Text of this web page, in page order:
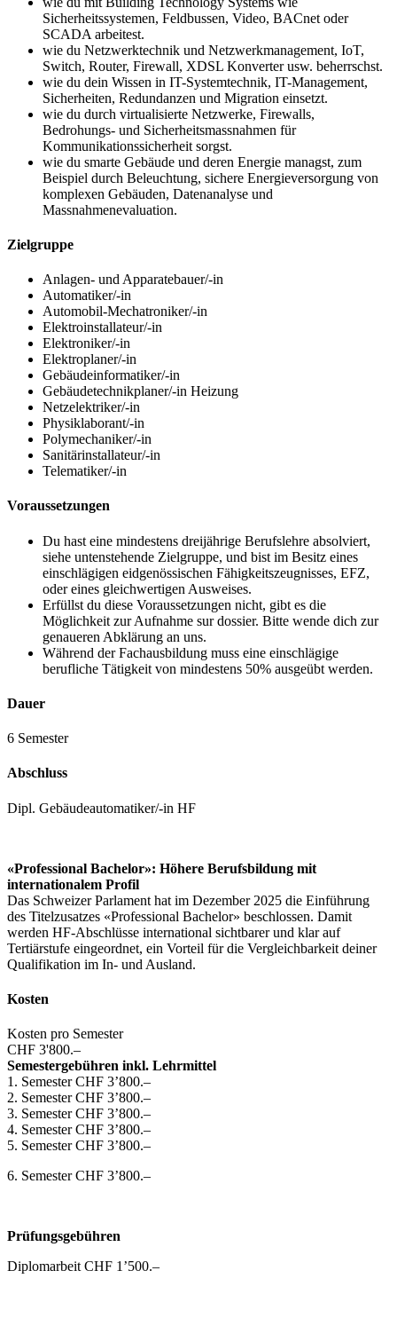
Sicherheitssystemen, Feldbussen, Video, BACnet oder
SCADA arbeitest.
wie du Netzwerktechnik und Netzwerkmanagement, IoT,
Switch, Router, Firewall, XDSL Konverter usw. beherrschst.
wie du dein Wissen in IT-Systemtechnik, IT-Management,
Sicherheiten, Redundanzen und Migration einsetzt.
wie du durch virtualisierte Netzwerke, Firewalls,
Bedrohungs- und Sicherheitsmassnahmen für
Kommunikationssicherheit sorgst.
wie du smarte Gebäude und deren Energie managst, zum
Beispiel durch Beleuchtung, sichere Energieversorgung von
komplexen Gebäuden, Datenanalyse und
Massnahmenevaluation.
Zielgruppe
Anlagen- und Apparatebauer/-in
Automatiker/-in
Automobil-Mechatroniker/-in
Elektroinstallateur/-in
Elektroniker/-in
Elektroplaner/-in
Gebäudeinformatiker/-in
Gebäudetechnikplaner/-in Heizung
Netzelektriker/-in
Physiklaborant/-in
Polymechaniker/-in
Sanitärinstallateur/-in
Telematiker/-in
Voraussetzungen
Du hast eine mindestens dreijährige Berufslehre absolviert,
siehe untenstehende Zielgruppe, und bist im Besitz eines
einschlägigen eidgenössischen Fähigkeitszeugnisses, EFZ,
oder eines gleichwertigen Ausweises.
Erfüllst du diese Voraussetzungen nicht, gibt es die
Möglichkeit zur Aufnahme sur dossier. Bitte wende dich zur
genaueren Abklärung an uns.
Während der Fachausbildung muss eine einschlägige
berufliche Tätigkeit von mindestens 50% ausgeübt werden.
Dauer
6 Semester
Abschluss
Dipl. Gebäudeautomatiker/-in HF
«Professional Bachelor»: Höhere Berufsbildung mit
internationalem Profil
Das Schweizer Parlament hat im Dezember 2025 die Einführung
des Titelzusatzes «Professional Bachelor» beschlossen. Damit
werden HF-Abschlüsse international sichtbarer und klar auf
Tertiärstufe eingeordnet, ein Vorteil für die Vergleichbarkeit deiner
Qualifikation im In- und Ausland.
Kosten
Kosten pro Semester
CHF 3'800.–
Semestergebühren inkl. Lehrmittel
1. Semester CHF 3’800.–
2. Semester CHF 3’800.–
3. Semester CHF 3’800.–
4. Semester CHF 3’800.–
5. Semester CHF 3’800.–
6. Semester CHF 3’800.–
Prüfungsgebühren
Diplomarbeit CHF 1’500.–